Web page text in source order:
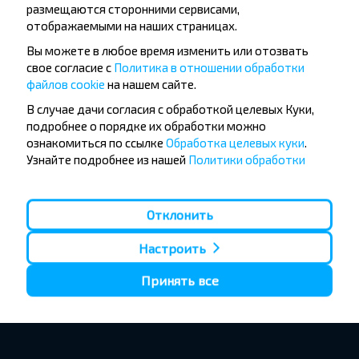
размещаются сторонними сервисами,
отображаемыми на наших страницах.
Вы можете в любое время изменить или отозвать
свое согласие с Политика в отношении обработки
файлов cookie на нашем сайте.
В случае дачи согласия с обработкой целевых Куки,
подробнее о порядке их обработки можно
ознакомиться по ссылке Обработка целевых куки.
Узнайте подробнее из нашей Политики обработки
данные.
Отклонить
Настроить
Принять все